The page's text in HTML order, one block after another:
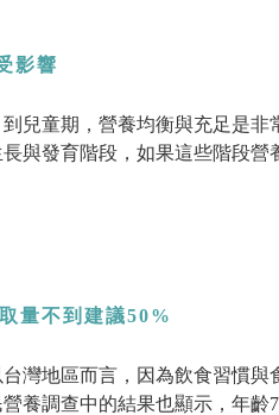
影響
兒童期，營養均衡與充足是非
與發育階段，如果這些階段營
量不到建議50%
灣地區而言，因為飲食習慣與
養調查中的結果也顯示，年齡